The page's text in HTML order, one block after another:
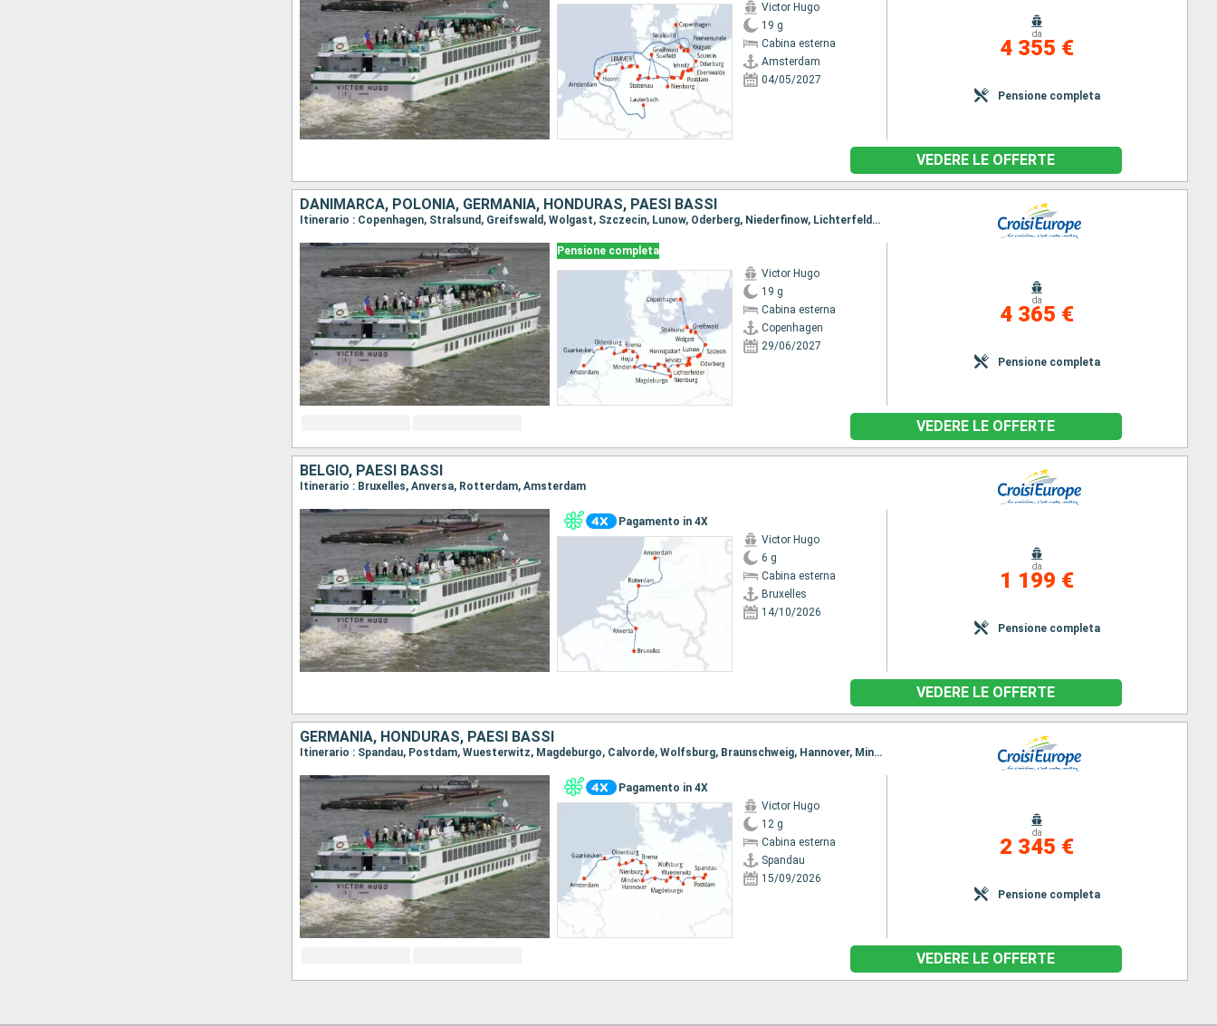
Victor Hugo
19 g
Cabina esterna
Amsterdam
04/05/2027
da
4 355 €
Pensione completa
VEDERE LE OFFERTE
DANIMARCA, POLONIA, GERMANIA, HONDURAS, PAESI BASSI
Itinerario : Copenhagen, Stralsund, Greifswald, Wolgast, Szczecin, Lunow, Oderberg, Niederfinow, Lichterfelder, lehnitz, Hennigsdorf, Spandau, Postdam, Wuesterwitz, Magdeburgo, Calvorde, Wolfsburg, Braunschweig, Hannover, Minden, Nienburg, Hoya, Brema, Oldenburg, Kustenkanale, Bollingerfähr, Gaarkeuken, Amsterdam
Pensione completa
Victor Hugo
19 g
Cabina esterna
Copenhagen
29/06/2027
da
4 365 €
Pensione completa
VEDERE LE OFFERTE
BELGIO, PAESI BASSI
Itinerario : Bruxelles, Anversa, Rotterdam, Amsterdam
Pagamento in 4X
Victor Hugo
6 g
Cabina esterna
Bruxelles
14/10/2026
da
1 199 €
Pensione completa
VEDERE LE OFFERTE
GERMANIA, HONDURAS, PAESI BASSI
Itinerario : Spandau, Postdam, Wuesterwitz, Magdeburgo, Calvorde, Wolfsburg, Braunschweig, Hannover, Minden, Nienburg, Hoya, Brema, Oldenburg, Kustenkanale, Bollingerfähr, Gaarkeuken, Amsterdam
Pagamento in 4X
Victor Hugo
12 g
Cabina esterna
Spandau
15/09/2026
da
2 345 €
Pensione completa
VEDERE LE OFFERTE